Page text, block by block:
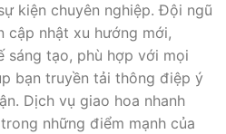
kiện chuyên nghiệp. Đội ngũ
cập nhật xu hướng mới,
sáng tạo, phù hợp với mọi
bạn truyền tải thông điệp ý
Dịch vụ giao hoa nhanh
những điểm mạnh của